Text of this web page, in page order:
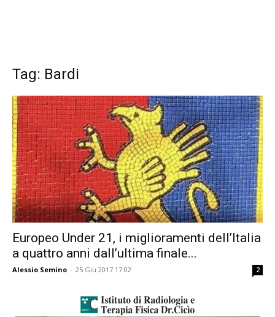
Tag: Bardi
Europeo Under 21, i miglioramenti dell’Italia
a quattro anni dall’ultima finale...
Alessio Semino - 25 Giu 2017 17:02 2